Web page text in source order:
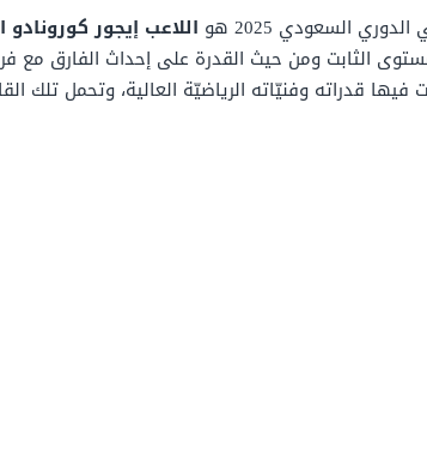
السعودي 2025 هو اللاعب إيجور
الثابت ومن حيث القدرة على إحداث الفارق مع
فيها قدراته وفنيّاته الرياضيّة العالية، وتحمل تلك